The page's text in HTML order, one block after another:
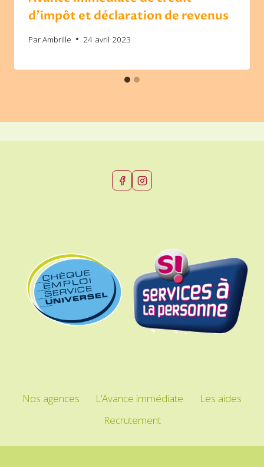
d’impôt et déclaration de revenus
ParAmbrille 24 avril 2023
Nos agences L’Avance immédiate
Les aides
Recrutement